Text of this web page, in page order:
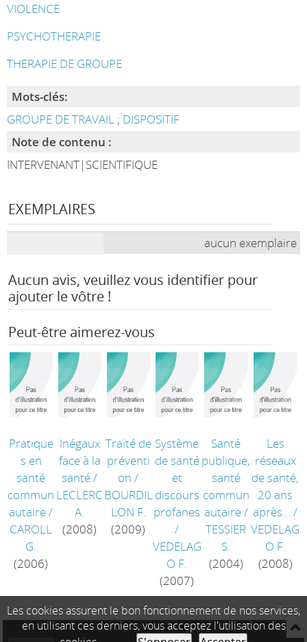
VIOLENCE
PSYCHOTHERAPIE
THERAPIE DE GROUPE
Mots-clés:
GROUPE DE TRAVAIL ; DISPOSITIF
Note de contenu :
INTERVENANT|SCIENTIFIQUE
EXEMPLAIRES
aucun exemplaire
Aucun avis, veuillez vous identifier pour
ajouter le vôtre !
Peut-être aimerez-vous
Pratique
s en
santé
commun
autaire/
CAROLL
G.
(2006)
Inégaux
face à la
santé/
LECLERC
A.
(2008)
Traité de
préventi
on /
BOURDIL
LON F.
(2009)
Système
de santé
et
discours
profanes
/
VEDELAG
O F.
(2007)
Santé
publique,
santé
commun
autaire/
TESSIER
S.
(2004)
Les
réseaux
de santé,
20 ans
après... /
VEDELAG
O F.
(2008)
Les cookies assurent le bon fonctionnement de nos services,
en utilisant ces derniers, vous acceptez l'utilisation des